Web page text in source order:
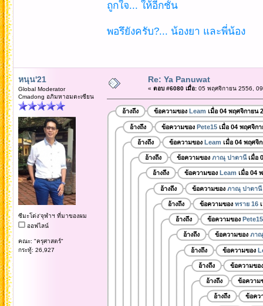
ถูกใจ... ให้อีกชั้น
พอรึยังครับ?... น้องยา และพี่น้อง
หนุน'21
Global Moderator
Cmadong อภิมหาอมตะเซียน
ซีมะโด่ง'จุฬาฯ ที่มาของผม
ออฟไลน์
คณะ: "ครุศาสตร์"
กระทู้: 26,927
Re: Ya Panuwat
« ตอบ #6080 เมื่อ:05 พฤศจิกายน 2556,
อ้างถึง ข้อความของ Leam เมื่อ 04 พฤศจิกายน
อ้างถึง ข้อความของ Pete15เมื่อ 04 พฤศจิกา
อ้างถึง ข้อความของ Leam เมื่อ 04 พฤศจิ
อ้างถึง ข้อความของ ภาณุ ปาตานีเมื่อ
อ้างถึง ข้อความของ Leam เมื่อ 04
อ้างถึง ข้อความของ ภาณุ ปาตานี
อ้างถึง ข้อความของ ทราย 16เ
อ้างถึง ข้อความของ Pete15
อ้างถึง ข้อความของ ภา
อ้างถึง ข้อความของ
อ้างถึง ข้อความขอ
อ้างถึง ข้อความ
อ้างถึง ข้อคว